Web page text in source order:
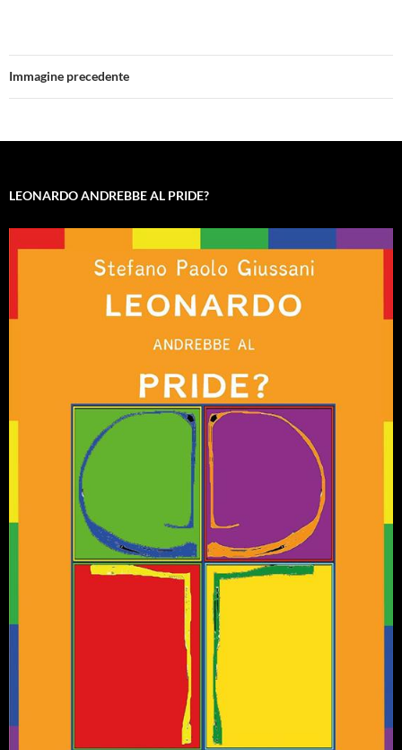
Immagine precedente
LEONARDO ANDREBBE AL PRIDE?